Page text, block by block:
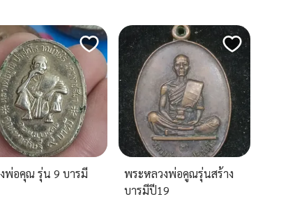
พ่อคุณ รุ่น 9 บารมี
พระหลวงพ่อคูณรุ่นสร้าง
บารมีปี19